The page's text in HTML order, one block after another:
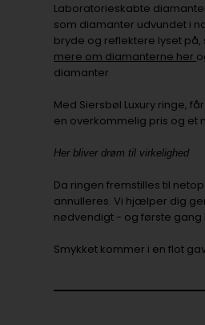
Laboratorieskabte
som diamanter udvundet i
bryde og reflektere lyset
mere om diamanterne her
diamanter
Med Siersbøl Luxury ringe,
en overkommelig pris og et
Her bliver drøm til virkelighed
Da ringen fremstilles til
annulleres. Vi hjælper dig
nødvendigt - og første gang
Smykket kommer i en flot